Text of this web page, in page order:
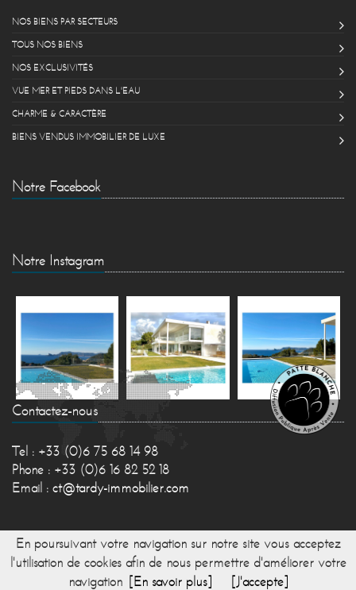
NOS BIENS PAR SECTEURS
TOUS NOS BIENS
NOS EXCLUSIVITÉS
VUE MER ET PIEDS DANS L'EAU
CHARME & CARACTÈRE
BIENS VENDUS IMMOBILIER DE LUXE
Notre Facebook
Notre Instagram
Contactez-nous
Tel : +33 (0)6 75 68 14 98
Phone : +33 (0)6 16 82 52 18
Email : ct@tardy-immobilier.com
En poursuivant votre navigation sur notre site vous acceptez
l'utilisation de cookies afin de nous permettre d'améliorer votre
navigation [En savoir plus] [J'accepte]